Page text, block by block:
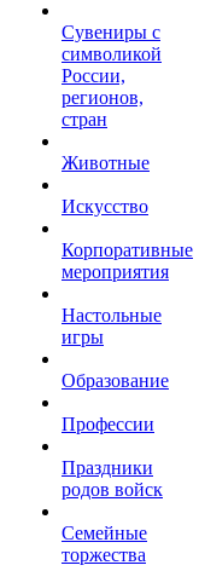
Сувениры с
символикой
России,
регионов,
стран
Животные
Искусство
Корпоративные
мероприятия
Настольные
игры
Образование
Профессии
Праздники
родов войск
Семейные
торжества